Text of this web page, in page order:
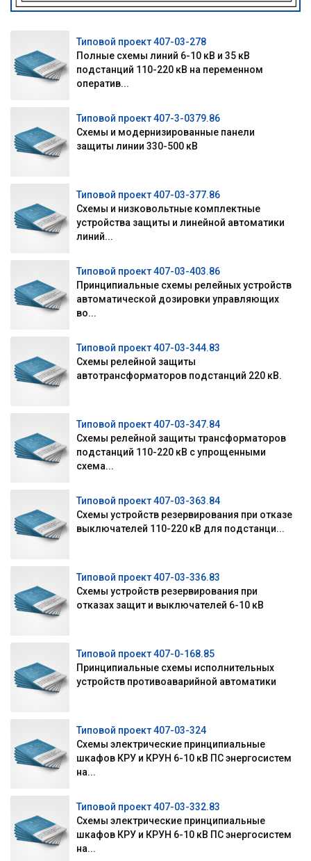
Типовой проект 407-03-278
Полные схемы линий 6-10 кВ и 35 кВ
подстанций 110-220 кВ на переменном
оператив...
Типовой проект 407-3-0379.86
Схемы и модернизированные панели
защиты линии 330-500 кВ
Типовой проект 407-03-377.86
Схемы и низковольтные комплектные
устройства защиты и линейной автоматики
линий...
Типовой проект 407-03-403.86
Принципиальные схемы релейных устройств
автоматической дозировки управляющих
во...
Типовой проект 407-03-344.83
Схемы релейной защиты
автотрансформаторов подстанций 220 кВ.
Типовой проект 407-03-347.84
Схемы релейной защиты трансформаторов
подстанций 110-220 кВ с упрощенными
схема...
Типовой проект 407-03-363.84
Схемы устройств резервирования при отказе
выключателей 110-220 кВ для подстанци...
Типовой проект 407-03-336.83
Схемы устройств резервирования при
отказах защит и выключателей 6-10 кВ
Типовой проект 407-0-168.85
Принципиальные схемы исполнительных
устройств противоаварийной автоматики
Типовой проект 407-03-324
Схемы электрические принципиальные
шкафов КРУ и КРУН 6-10 кВ ПС энергосистем
на...
Типовой проект 407-03-332.83
Схемы электрические принципиальные
шкафов КРУ и КРУН 6-10 кВ ПС энергосистем
на...